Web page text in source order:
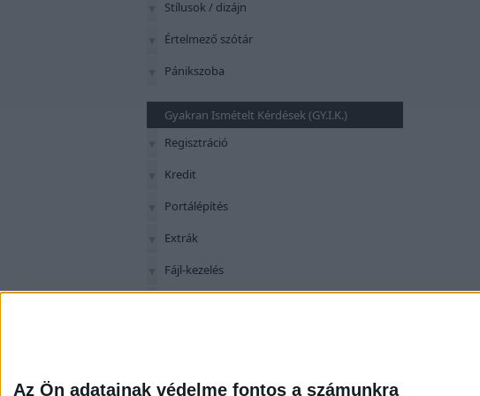
Az Ön adatainak védelme fontos a számunkra
Stílusok / dizájn
Értelmező szótár
Pánikszoba
Gyakran Ismételt Kérdések (GY.I.K.)
Regisztráció
Kredit
Portálépítés
Extrák
Fájl-kezelés
G-Portál G-Portál História